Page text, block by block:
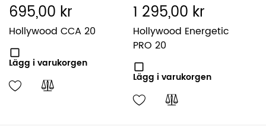
695,00 kr
Hollywood CCA 20
Lägg i varukorgen
1 295,00 kr
Hollywood Energetic
PRO 20
Lägg i varukorgen